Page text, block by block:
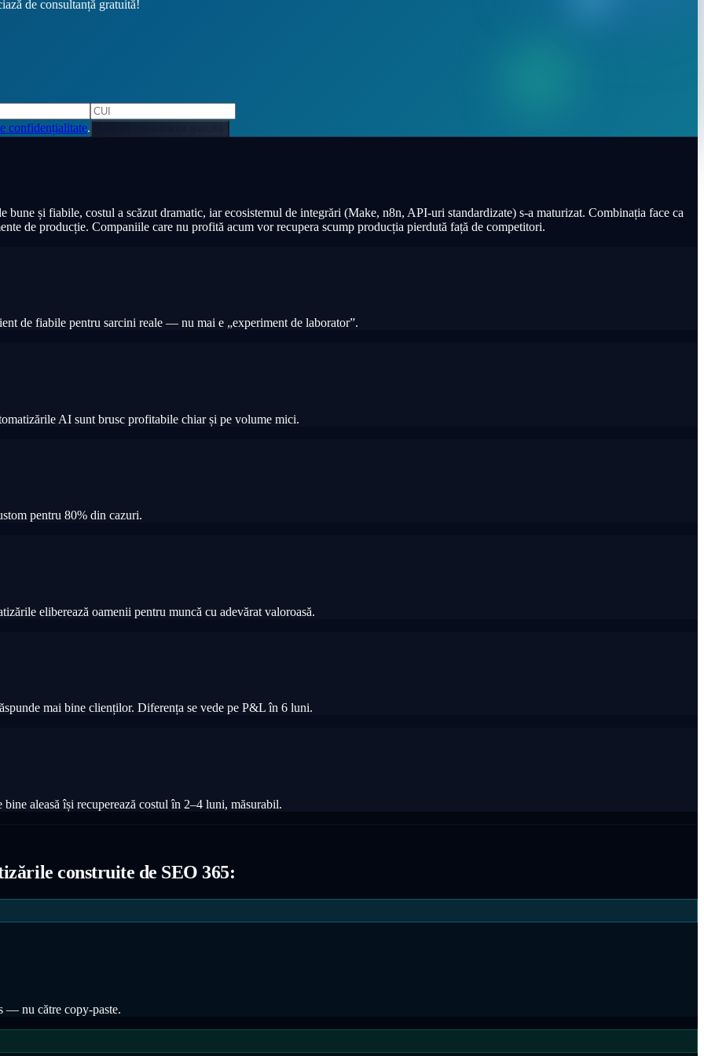
de consultanță gratuită!
confidențialitate.
și fiabile, costul a scăzut dramatic, iar ecosistemul de integrări (Make, n8n, API-uri standardizate) s-a maturizat. Combinația face ca
de producție. Companiile care nu profită acum vor recupera scump producția pierdută față de competitori.
de fiabile pentru sarcini reale — nu mai e „experiment de laborator”.
AI sunt brusc profitabile chiar și pe volume mici.
pentru 80% din cazuri.
eliberează oamenii pentru muncă cu adevărat valoroasă.
mai bine clienților. Diferența se vede pe P&L în 6 luni.
aleasă își recuperează costul în 2–4 luni, măsurabil.
construite de SEO 365:
— nu către copy-paste.